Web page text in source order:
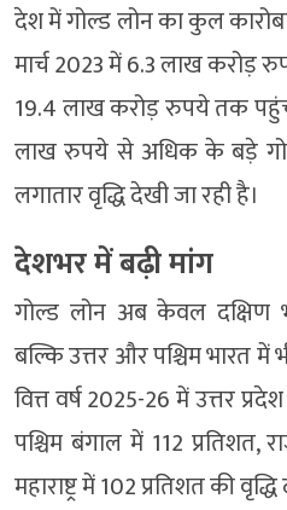
देश में गोल्ड लोन का कुल
मार्च 2023 में 6.3 लाख करोड़
19.4 लाख करोड़ रुपये तक
लाख रुपये से अधिक के बड़े
लगातार वृद्धि देखी जा रही है।
देशभर में बढ़ी मांग
गोल्ड लोन अब केवल दक्षिण
बल्कि उत्तर और पश्चिम भारत
वित्त वर्ष 2025-26 में उत्तर
पश्चिम बंगाल में 112 प्रतिशत,
महाराष्ट्र में 102 प्रतिशत की